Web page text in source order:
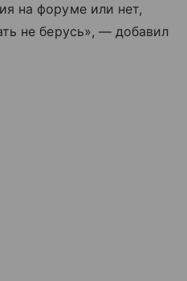
на форуме или нет,
не берусь», — добавил